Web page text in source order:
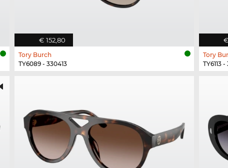
€ 152,80
Tory Burch
TY6089 - 330413
Tory
TY6113